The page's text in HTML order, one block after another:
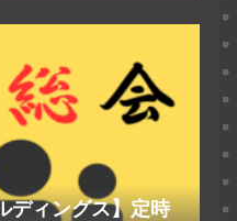
ディングス】定時